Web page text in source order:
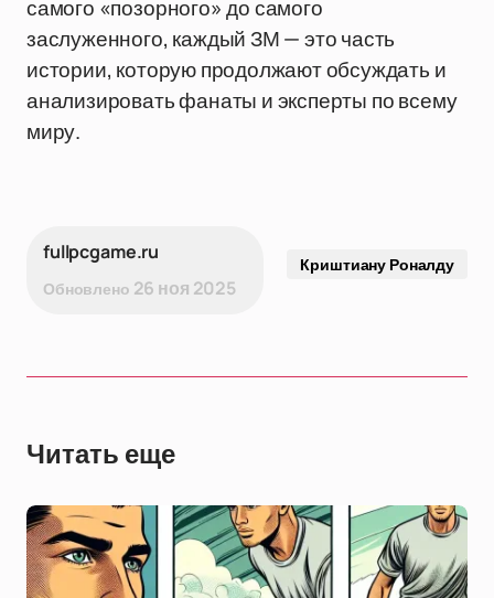
самого «позорного» до самого
заслуженного, каждый ЗМ — это часть
истории, которую продолжают обсуждать и
анализировать фанаты и эксперты по всему
миру.
fullpcgame.ru
Обновлено 26 ноя 2025
Криштиану Роналду
Читать еще